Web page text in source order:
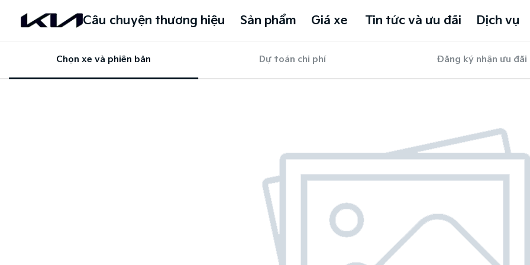
Câu chuyện thương hiệu Sản phẩm Giá xe Tin tức và ưu đãi Dịch vụ
Chọn xe và phiên bản Dự toán chi phí Đăng ký nhận ưu đãi